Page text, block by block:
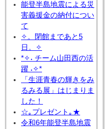
能登半島地震による災
害義援金の納付につい
て
✧。閉館まであと5
日。✧
*✧˖ チーム山田西の活
躍 ˖✧*
「生涯青春の輝きをみ
るみる展」はじまりま
した！
☆｡プレゼント｡★
令和6年能登半島地震